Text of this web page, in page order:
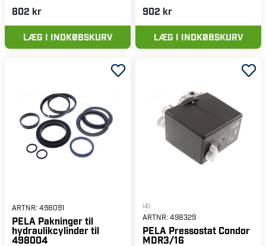
802 kr
LÆG I INDKØBSKURV
902 kr
LÆG I INDKØBSKURV
ARTNR: 498091
PELA Pakninger til
hydraulikcylinder til
498004
(4)
ARTNR: 498329
PELA Pressostat Condor
MDR3/16